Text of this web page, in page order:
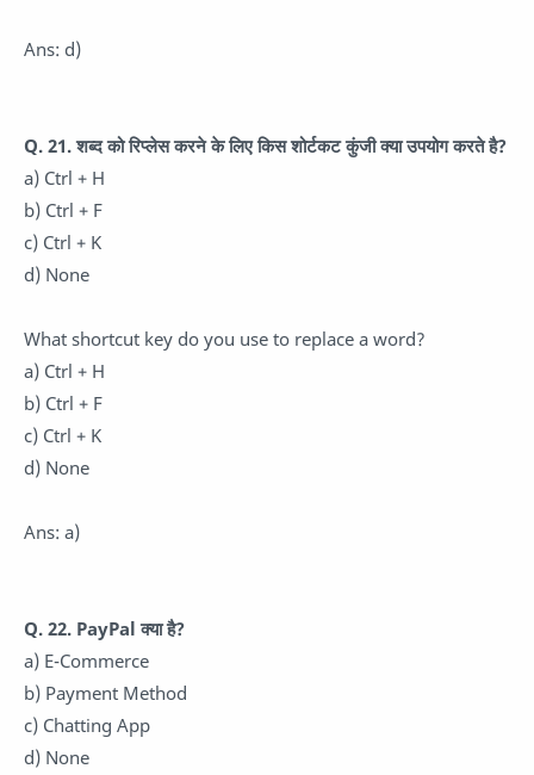
Ans: d)
Q. 21. शब्द को रिप्लेस करने के लिए किस शोर्टकट कुंजी क्या उपयोग करते है?
a) Ctrl + H
b) Ctrl + F
c) Ctrl + K
d) None
What shortcut key do you use to replace a word?
a) Ctrl + H
b) Ctrl + F
c) Ctrl + K
d) None
Ans: a)
Q. 22. PayPal क्या है?
a) E-Commerce
b) Payment Method
c) Chatting App
d) None